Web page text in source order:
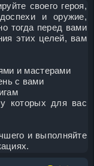
своего героя,
и оружие,
тогда перед вами
этих целей, вам
и мастерами
с вами
которых для вас
и выполняйте